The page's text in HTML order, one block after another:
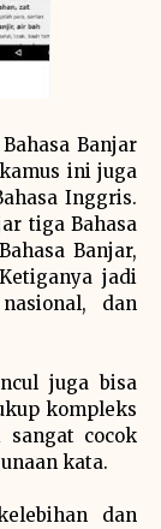
Banjar
ini juga
Inggris.
tiga Bahasa
Banjar,
jadi
dan
juga bisa
kompleks
cocok
kata.
dan